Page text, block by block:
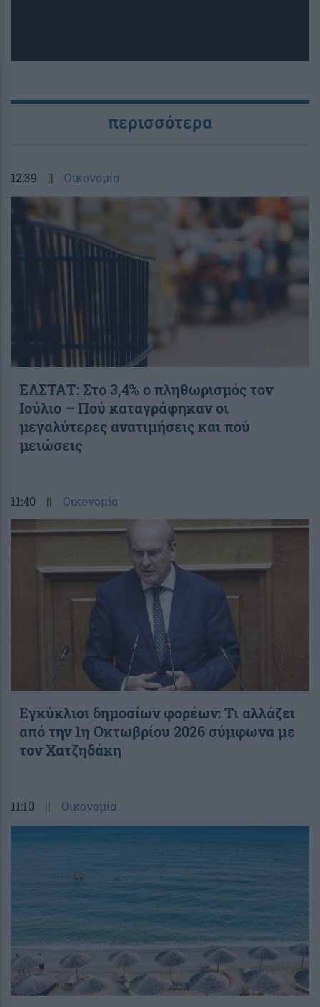
περισσότερα
12:39 || Οικονομία
ΕΛΣΤΑΤ: Στο 3,4% ο πληθωρισμός τον
Ιούλιο – Πού καταγράφηκαν οι
μεγαλύτερες ανατιμήσεις και πού
μειώσεις
11:40 || Οικονομία
Εγκύκλιοι δημοσίων φορέων: Τι αλλάζει
από την 1η Οκτωβρίου 2026 σύμφωνα με
τον Χατζηδάκη
11:10 || Οικονομία